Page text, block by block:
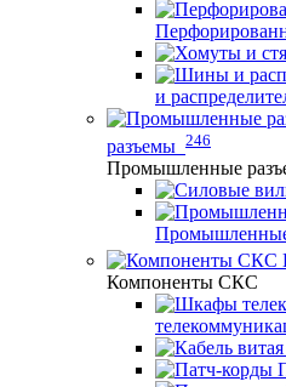
и
разъемы 246
Промышленные
Промышленные
Компоненты СКС